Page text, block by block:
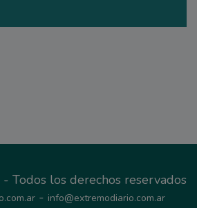
Todos los derechos reservados
- info@extremodiario.com.ar